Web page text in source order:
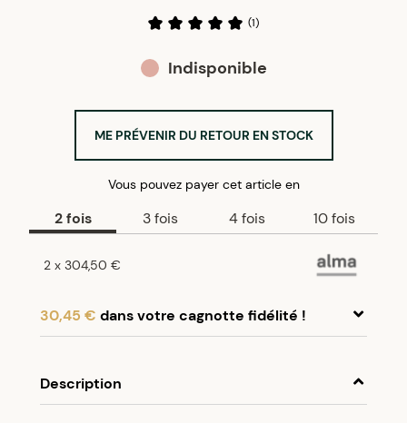
(1)
Indisponible
ME PRÉVENIR DU RETOUR EN STOCK
Vous pouvez payer cet articleen
2fois 3fois 4fois 10fois
2 x 304,50 €
30,45 € dans votre cagnotte fidélité !
Description